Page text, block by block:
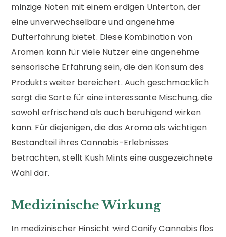
minzige Noten mit einem erdigen Unterton, der
eine unverwechselbare und angenehme
Dufterfahrung bietet. Diese Kombination von
Aromen kann für viele Nutzer eine angenehme
sensorische Erfahrung sein, die den Konsum des
Produkts weiter bereichert. Auch geschmacklich
sorgt die Sorte für eine interessante Mischung, die
sowohl erfrischend als auch beruhigend wirken
kann. Für diejenigen, die das Aroma als wichtigen
Bestandteil ihres Cannabis-Erlebnisses
betrachten, stellt Kush Mints eine ausgezeichnete
Wahl dar.
Medizinische Wirkung
In medizinischer Hinsicht wird Canify Cannabis flos